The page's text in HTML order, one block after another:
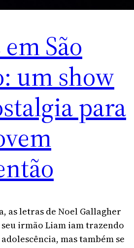
São
um show
para
as letras de Noel Gallagher
irmão Liam iam trazendo
mas também se